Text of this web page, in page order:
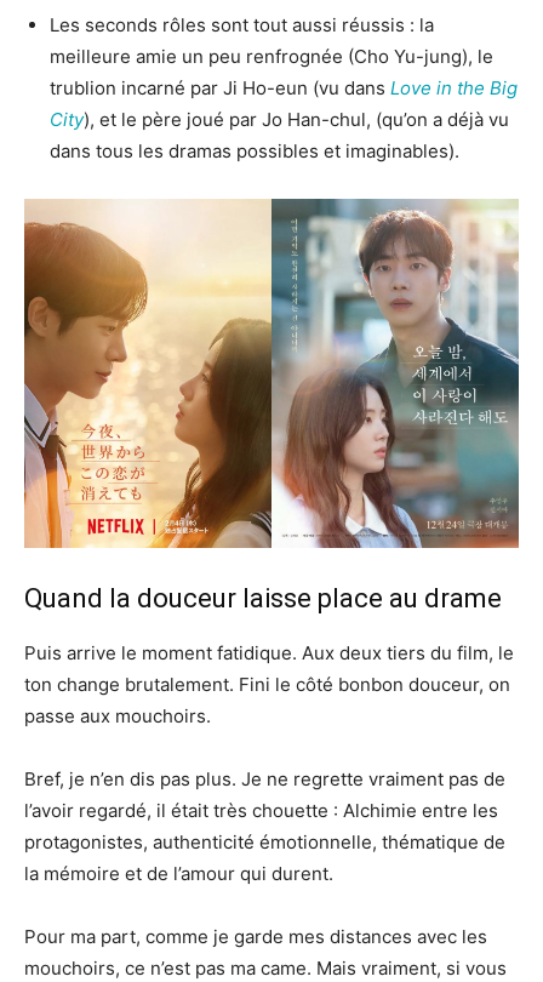
Les seconds rôles sont tout aussi réussis : la
meilleure amie un peu renfrognée (Cho Yu-jung), le
trublion incarné par Ji Ho-eun (vu dans Love in the Big
City), et le père joué par Jo Han-chul, (qu’on a déjà vu
dans tous les dramas possibles et imaginables).
Quand la douceur laisse place au drame
Puis arrive le moment fatidique. Aux deux tiers du film, le
ton change brutalement. Fini le côté bonbon douceur, on
passe aux mouchoirs.
Bref, je n’en dis pas plus. Je ne regrette vraiment pas de
l’avoir regardé, il était très chouette : Alchimie entre les
protagonistes, authenticité émotionnelle, thématique de
la mémoire et de l’amour qui durent.
Pour ma part, comme je garde mes distances avec les
mouchoirs, ce n’est pas ma came. Mais vraiment, si vous